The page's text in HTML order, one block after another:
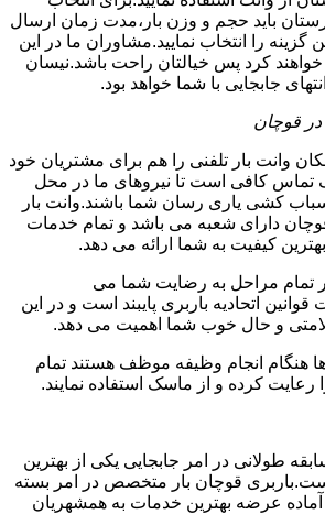
باید حجم و وزن بار،مدت زمان ارسال
گزینه را انتخاب نمایید.مشاوران ما در این
خواهند کرد پس خیالتان راحت باشد.نیسان
جابجایی با شما خواهد بود.
در قوچان
وانت بار تلفنی را هم برای مشتریان خود
تماس کافی است تا نیروهای ما در محل
کشی یاری رسان شما باشند.وانت بار
دارای شعبه می باشد و تمام خدمات
کیفیت به شما ارائه می دهد.
تمام مراحل به رضایت شما می
قوانین اتحادیه باربری پایبند است و در این
و حال خوب شما اهمیت می دهد.
ها هنگام انجام وظیفه موظف هستند تمام
رعایت کرده و از ماسک استفاده نمایند.
طولانی در امر جابجایی یکی از بهترین
قوچان بار متخصص در امر بسته
آماده عرضه بهترین خدمات به همشهریان